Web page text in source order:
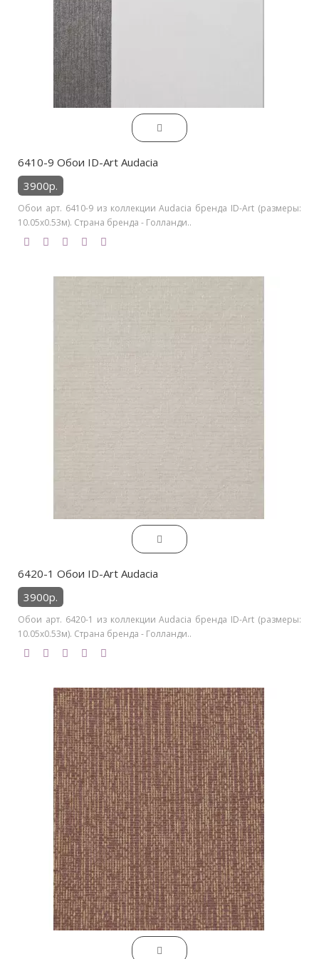
6410-9 Обои ID-Art Audacia
3900р.
Обои арт. 6410-9 из коллекции Audacia бренда ID-Art (размеры:
10.05х0.53м). Страна бренда - Голланди..
6420-1 Обои ID-Art Audacia
3900р.
Обои арт. 6420-1 из коллекции Audacia бренда ID-Art (размеры:
10.05х0.53м). Страна бренда - Голланди..